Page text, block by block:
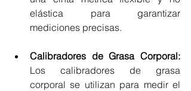
elástica para garantizar
mediciones precisas.
Los calibradores de grasa
corporal se utilizan para medir el